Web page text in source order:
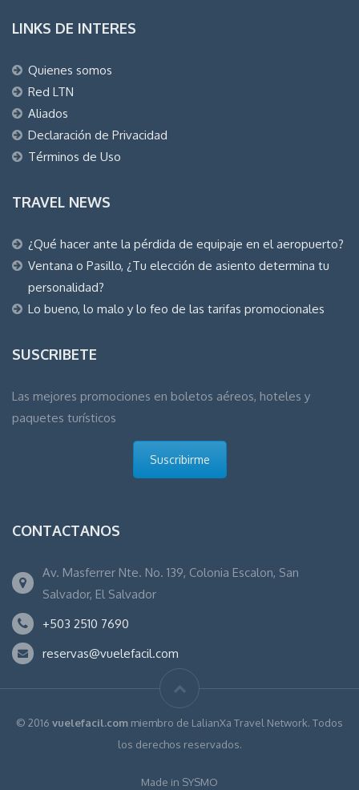
LINKS DE INTERES
Quienes somos
Red LTN
Aliados
Declaración de Privacidad
Términos de Uso
TRAVEL NEWS
¿Qué hacer ante la pérdida de equipaje en el aeropuerto?
Ventana o Pasillo, ¿Tu elección de asiento determina tu
personalidad?
Lo bueno, lo malo y lo feo de las tarifas promocionales
SUSCRIBETE
Las mejores promociones en boletos aéreos, hoteles y
paquetes turísticos
Suscribirme
CONTACTANOS
Av. Masferrer Nte. No. 139, Colonia Escalon, San
Salvador, El Salvador
+503 2510 7690
reservas@vuelefacil.com
© 2016 vuelefacil.com miembro de LalianXa Travel Network. Todos
los derechos reservados.
Made in SYSMO